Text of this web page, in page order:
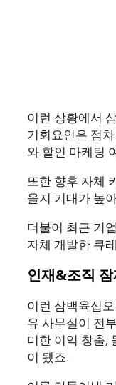
이런 상황에서
기회요인은 점
와 할인 마케팅
또한 향후 자체
올지 기대가 높
더불어 최근 기
자체 개발한 큐
인재&조직 잠
이런 삼백육십
유 사무실이 전
미한 이익 창출,
이 됐죠.